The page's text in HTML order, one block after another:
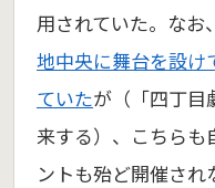
用されていた。なお
地中央に舞台を設け
ていたが（「四丁目
来する）、こちらも
ントも殆ど開催され